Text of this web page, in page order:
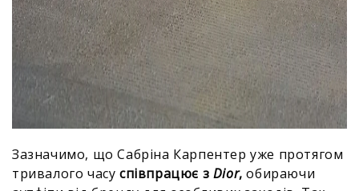
Зазначимо, що Сабріна Карпентер уже протягом
тривалого часу співпрацює з Dior, обираючи